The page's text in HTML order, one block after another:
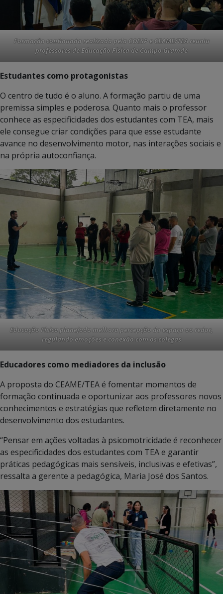
Formação continuada realizada pela COESP e CEAME/TEA reuniu
professores de Educação Física de Campo Gramde
Estudantes como protagonistas
O centro de tudo é o aluno. A formação partiu de uma
premissa simples e poderosa. Quanto mais o professor
conhece as especificidades dos estudantes com TEA, mais
ele consegue criar condições para que esse estudante
avance no desenvolvimento motor, nas interações sociais e
na própria autoconfiança.
Educação Física planejadamelhorapercepção do espaço ao redor,
regulando emoções e conexão com os colegas
Educadores como mediadores da inclusão
A proposta do CEAME/TEA é fomentar momentos de
formação continuada e oportunizar aos professores novos
conhecimentos e estratégias que refletem diretamente no
desenvolvimento dos estudantes.
“Pensar em ações voltadas à psicomotricidade é reconhecer
as especificidades dos estudantes com TEA e garantir
práticas pedagógicas mais sensíveis, inclusivas e efetivas”,
ressalta a gerente a pedagógica, Maria José dos Santos.